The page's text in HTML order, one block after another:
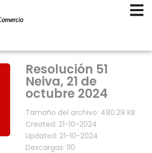
Resolución 51
Neiva, 21 de
octubre 2024
Tamaño del archivo: 480.29 KB
Created: 21-10-2024
Updated: 21-10-2024
Descargas: 110